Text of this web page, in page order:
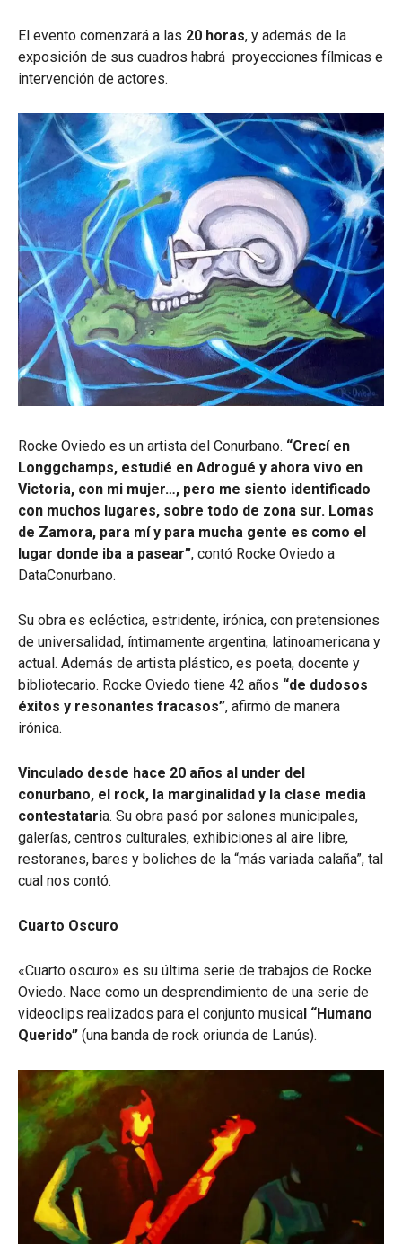
El evento comenzará a las 20 horas, y además de la
exposición de sus cuadros habrá proyecciones fílmicas e
intervención de actores.
Rocke Oviedo es un artista del Conurbano. “Crecí en
Longgchamps, estudié en Adrogué y ahora vivo en
Victoria, con mi mujer…, pero me siento identificado
con muchos lugares, sobre todo de zona sur. Lomas
de Zamora, para mí y para mucha gente es como el
lugar donde iba a pasear”, contó Rocke Oviedo a
DataConurbano.
Su obra es ecléctica, estridente, irónica, con pretensiones
de universalidad, íntimamente argentina, latinoamericana y
actual. Además de artista plástico, es poeta, docente y
bibliotecario. Rocke Oviedo tiene 42 años “de dudosos
éxitos y resonantes fracasos”, afirmó de manera
irónica.
Vinculado desde hace 20 años al under del
conurbano, el rock, la marginalidad y la clase media
contestataria. Su obra pasó por salones municipales,
galerías, centros culturales, exhibiciones al aire libre,
restoranes, bares y boliches de la “más variada calaña”, tal
cual nos contó.
Cuarto Oscuro
«Cuarto oscuro» es su última serie de trabajos de Rocke
Oviedo. Nace como un desprendimiento de una serie de
videoclips realizados para el conjunto musical “Humano
Querido” (una banda de rock oriunda de Lanús).